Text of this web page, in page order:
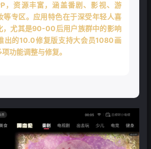
，资源丰富，涵盖番剧、影视、游
等专区。应用特色在于深受年轻人喜
，尤其是90-00后用户族群中的影响
出的10.0修复版支持大会员1080画
功能调整与修复。